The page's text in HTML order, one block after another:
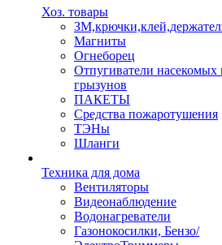
Хоз. товары
Магниты
Огнеборец
Отпугиватели насекомых
грызунов
ПАКЕТЫ
Средства пожаротушения
ТЭНы
Шланги
Техника для дома
Вентиляторы
Видеонаблюдение
Водонагреватели
Газонокосилки, Бензо/